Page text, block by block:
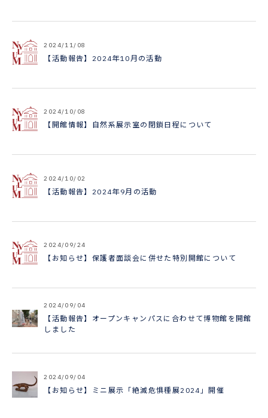
2024/11/08
【活動報告】2024年10月の活動
2024/10/08
【開館情報】自然系展示室の閉鎖日程について
2024/10/02
【活動報告】2024年9月の活動
2024/09/24
【お知らせ】保護者面談会に併せた特別開館について
2024/09/04
【活動報告】オープンキャンパスに合わせて博物館を開館
しました
2024/09/04
【お知らせ】ミニ展示「絶滅危惧種展2024」開催